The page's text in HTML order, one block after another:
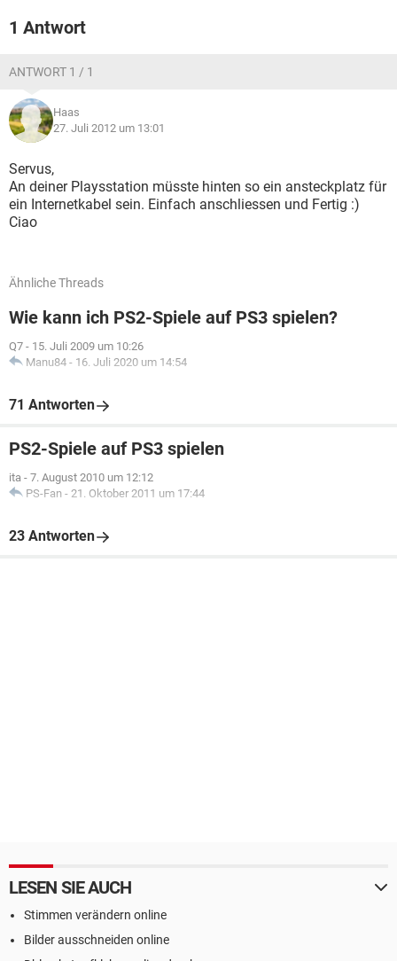
1 Antwort
ANTWORT 1 / 1
Haas
27. Juli 2012 um 13:01
Servus,
An deiner Playsstation müsste hinten so ein ansteckplatz für
ein Internetkabel sein. Einfach anschliessen und Fertig :)
Ciao
Ähnliche Threads
Wie kann ich PS2-Spiele auf PS3 spielen?
Q7 - 15. Juli 2009 um 10:26
Manu84 - 16. Juli 2020 um 14:54
71 Antworten
PS2-Spiele auf PS3 spielen
ita - 7. August 2010 um 12:12
PS-Fan - 21. Oktober 2011 um 17:44
23 Antworten
LESEN SIE AUCH
Stimmen verändern online
Bilder ausschneiden online